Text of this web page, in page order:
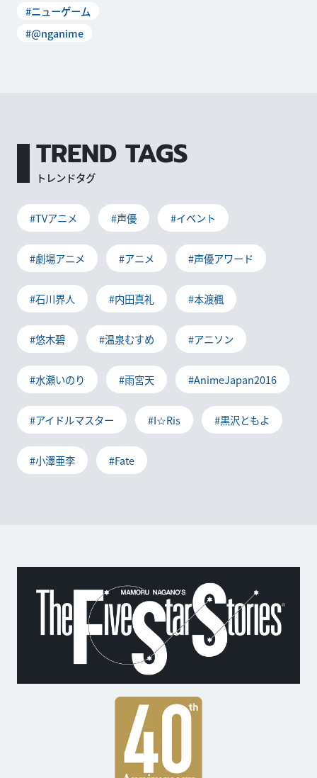
#ニューゲーム
#@nganime
TREND TAGS
トレンドタグ
#TVアニメ #声優 #イベント
#劇場アニメ #アニメ #声優アワード
#石川界人 #内田真礼 #本渡楓
#悠木碧 #温泉むすめ #アニソン
#水瀬いのり #雨宮天 #AnimeJapan2016
#アイドルマスター #I☆Ris #黒沢ともよ
#小澤亜李 #Fate